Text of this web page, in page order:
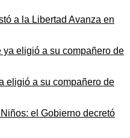
a la Libertad Avanza en
eligió a su compañero de